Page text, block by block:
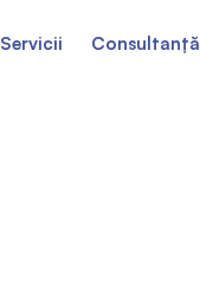
Servicii Consultanță